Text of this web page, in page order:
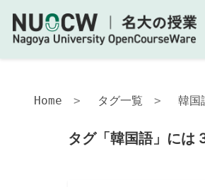
Home タグ一覧 韓国
タグ「韓国語」には